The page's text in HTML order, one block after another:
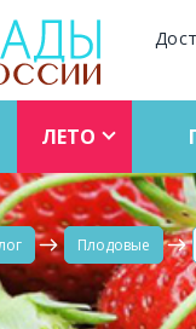
ЛЕТО
Плодовые